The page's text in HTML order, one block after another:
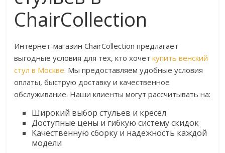
ChairCollection
Интернет-магазин ChairCollection предлагает
выгодные условия для тех, кто хочеткупить венский
стул в Москве. Мы предоставляем удобные условия
оплаты, быструю доставку и качественное
обслуживание. Наши клиенты могут рассчитывать на:
Широкий выбор стульев и кресел
Доступные цены и гибкую систему скидок
Качественную сборку и надежность каждой
модели